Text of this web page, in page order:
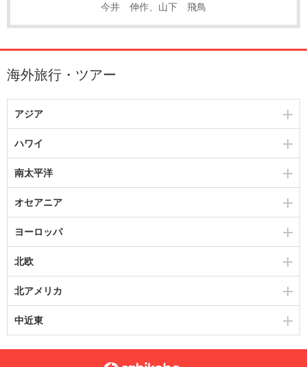
今井 伸作、山下 飛鳥
海外旅行・ツアー
アジア
ハワイ
南太平洋
オセアニア
ヨーロッパ
北欧
北アメリカ
中近東